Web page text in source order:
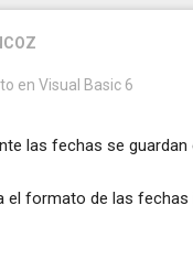
en Visual Basic 6
las fechas se
el formato de las